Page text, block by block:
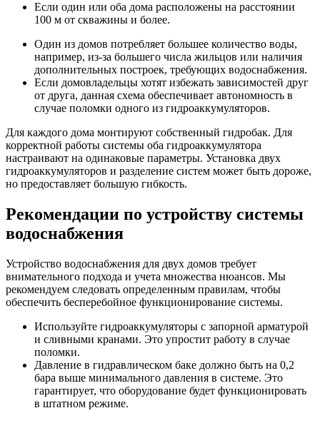
Если один или оба дома расположены на расстоянии
100 м от скважины и более.
Один из домов потребляет большее количество воды,
например, из-за большего числа жильцов или наличия
дополнительных построек, требующих водоснабжения.
Если домовладельцы хотят избежать зависимостей друг
от друга, данная схема обеспечивает автономность в
случае поломки одного из гидроаккумуляторов.
Для каждого дома монтируют собственный гидробак. Для
корректной работы системы оба гидроаккумулятора
настраивают на одинаковые параметры. Установка двух
гидроаккумуляторов и разделение систем может быть дороже,
но предоставляет большую гибкость.
Рекомендации по устройству системы
водоснабжения
Устройство водоснабжения для двух домов требует
внимательного подхода и учета множества нюансов. Мы
рекомендуем следовать определенным правилам, чтобы
обеспечить бесперебойное функционирование системы.
Используйте гидроаккумуляторы с запорной арматурой
и сливными кранами. Это упростит работу в случае
поломки.
Давление в гидравлическом баке должно быть на 0,2
бара выше минимального давления в системе. Это
гарантирует, что оборудование будет функционировать
в штатном режиме.